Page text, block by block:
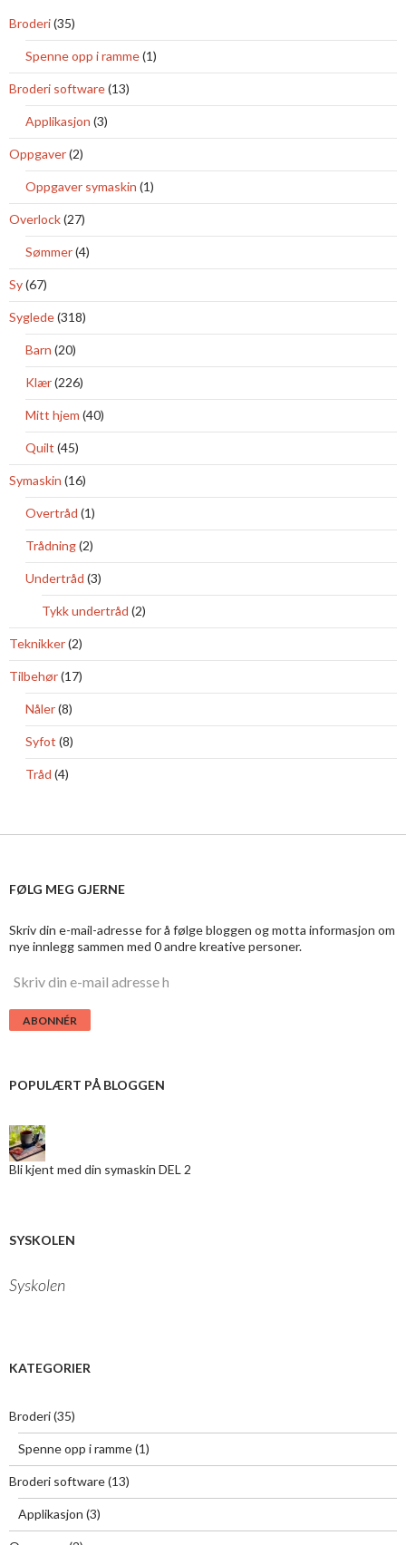
Broderi(35)
Spenne opp i ramme(1)
Broderi software(13)
Applikasjon (3)
Oppgaver(2)
Oppgaver symaskin (1)
Overlock(27)
Sømmer(4)
Sy(67)
Syglede(318)
Barn (20)
Klær(226)
Mitt hjem (40)
Quilt (45)
Symaskin (16)
Overtråd (1)
Trådning(2)
Undertråd (3)
Tykk undertråd (2)
Teknikker(2)
Tilbehør(17)
Nåler(8)
Syfot (8)
Tråd (4)
FØLG MEG GJERNE
Skriv din e-mail-adresse for å følge bloggen og motta informasjon om
nye innlegg sammen med 0 andre kreative personer.
S
r
i
n
-
m
a
i
r
s
:
POPULÆRT PÅ BLOGGEN
Bli kjent med din symaskin DEL 2
SYSKOLEN
Syskolen
KATEGORIER
Broderi(35)
Spenne opp i ramme(1)
Broderi software(13)
Applikasjon (3)